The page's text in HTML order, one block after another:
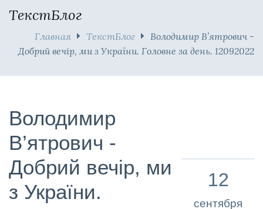
ТекстБлог
Главная ТекстБлог
Володимир В’ятрович -
Добрий вечір, ми з України. Головне за день. 12092022
Володимир
В’ятрович -
Добрий вечір, ми
з України.
12
сентября